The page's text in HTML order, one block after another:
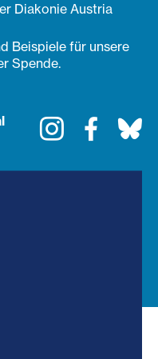
Diakonie Austria
Beispiele für unsere
Spende.
Instagram